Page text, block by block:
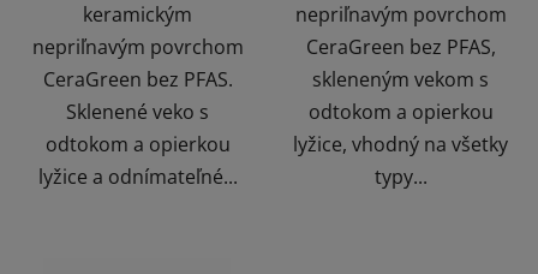
keramickým
nepriľnavým povrchom
CeraGreen bez PFAS.
Sklenené veko s
odtokom a opierkou
lyžice a odnímateľné...
nepriľnavým povrchom
CeraGreen bez PFAS,
skleneným vekom s
odtokom a opierkou
lyžice, vhodný na všetky
typy...